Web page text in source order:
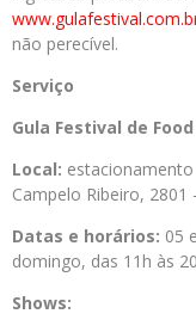
não perecível.
Serviço
Gula Festival de
Local:
Campelo Ribeiro, 2801
Datas e horários: 05
domingo, das 11h às
Shows: